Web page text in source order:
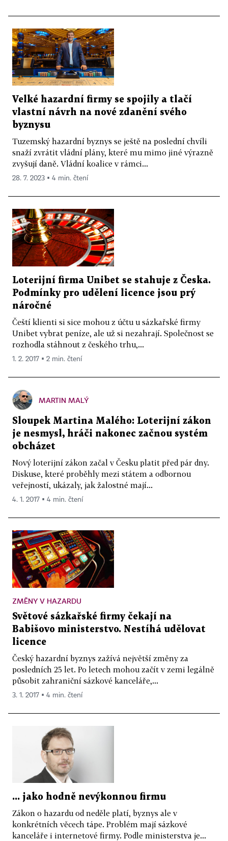
Velké hazardní firmy se spojily a tlačí
vlastní návrh na nové zdanění svého
byznysu
Tuzemský hazardní byznys se ještě na poslední chvíli
snaží zvrátit vládní plány, které mu mimo jiné výrazně
zvyšují daně. Vládní koalice v rámci...
28. 7. 2023 ▪ 4 min. čtení
Loterijní firma Unibet se stahuje z Česka.
Podmínky pro udělení licence jsou prý
náročné
Čeští klienti si sice mohou z účtu u sázkařské firmy
Unibet vybrat peníze, ale už si nezahrají. Společnost se
rozhodla stáhnout z českého trhu,...
1. 2. 2017 ▪ 2 min. čtení
MARTIN MALÝ
Sloupek Martina Malého: Loterijní zákon
je nesmysl, hráči nakonec začnou systém
obcházet
Nový loterijní zákon začal v Česku platit před pár dny.
Diskuse, které proběhly mezi státem a odbornou
veřejností, ukázaly, jak žalostné mají...
4. 1. 2017 ▪ 4 min. čtení
ZMĚNY V HAZARDU
Světové sázkařské firmy čekají na
Babišovo ministerstvo. Nestíhá udělovat
licence
Český hazardní byznys zažívá největší změny za
posledních 25 let. Po letech mohou začít v zemi legálně
působit zahraniční sázkové kanceláře,...
3. 1. 2017 ▪ 4 min. čtení
... jako hodně nevýkonnou firmu
Zákon o hazardu od neděle platí, byznys ale v
konkrétních věcech tápe. Problém mají sázkové
kanceláře i internetové firmy. Podle ministerstva je...